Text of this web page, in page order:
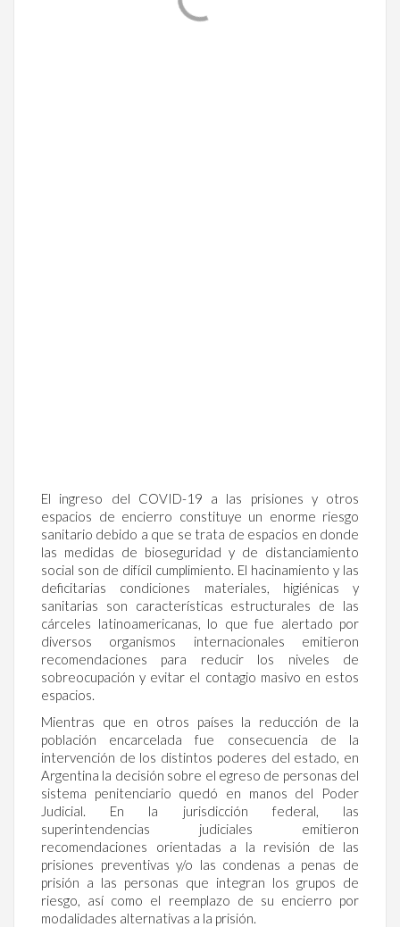
El ingreso del COVID-19 a las prisiones y otros
espacios de encierro constituye un enorme riesgo
sanitario debido a que se trata de espacios en donde
las medidas de bioseguridad y de distanciamiento
social son de difícil cumplimiento. El hacinamiento y las
deficitarias condiciones materiales, higiénicas y
sanitarias son características estructurales de las
cárceles latinoamericanas, lo que fue alertado por
diversos organismos internacionales emitieron
recomendaciones para reducir los niveles de
sobreocupación y evitar el contagio masivo en estos
espacios.
Mientras que en otros países la reducción de la
población encarcelada fue consecuencia de la
intervención de los distintos poderes del estado, en
Argentina la decisión sobre el egreso de personas del
sistema penitenciario quedó en manos del Poder
Judicial. En la jurisdicción federal, las
superintendencias judiciales emitieron
recomendaciones orientadas a la revisión de las
prisiones preventivas y/o las condenas a penas de
prisión a las personas que integran los grupos de
riesgo, así como el reemplazo de su encierro por
modalidades alternativas a la prisión.